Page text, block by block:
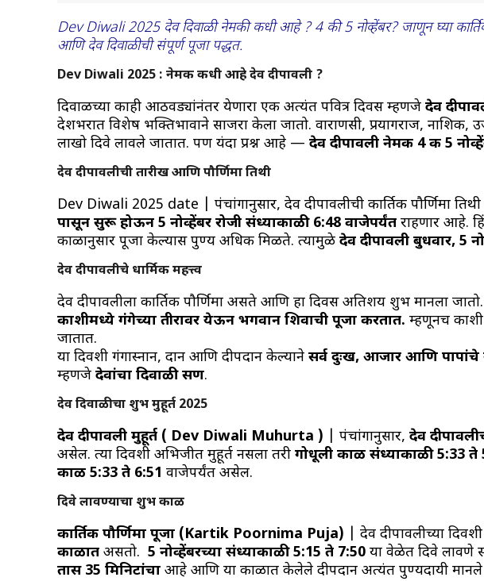
Dev Diwali 2025 देव दिवाळी नेमकी कधी आहे ? 4 की 5 नोव्हेंबर? जाणून घ्या कार्तिक
आणि देव दिवाळीची संपूर्ण पूजा पद्धत.
Dev Diwali 2025 : नेमकी कधी आहे देव दीपावली ?
दिवाळीच्या काही आठवड्यांनंतर येणारा एक अत्यंत पवित्र दिवस म्हणजे देव
देशभरात विशेष भक्तिभावाने साजरा केला जातो. वाराणसी, प्रयागराज, नाशिक,
लाखो दिवे लावले जातात. पण यंदा प्रश्न आहे — देव दीपावली नेमकी 4 की 5
देव दीपावलीची तारीख आणि पौर्णिमा तिथी
Dev Diwali 2025 date | पंचांगानुसार, देव दीपावलीची कार्तिक पौर्णिमा तिथी
पासून सुरू होऊन 5 नोव्हेंबर रोजी संध्याकाळी 6:48 वाजेपर्यंत राहणार आहे.
काळानुसार पूजा केल्यास पुण्य अधिक मिळते. त्यामुळे देव दीपावली बुधवार, 5
देव दीपावलीचे धार्मिक महत्त्व
देव दीपावलीला कार्तिक पौर्णिमा असते आणि हा दिवस अतिशय शुभ मानला
काशीमध्ये गंगेच्या तीरावर येऊन भगवान शिवाची पूजा करतात. म्हणूनच काशी
जातात.
या दिवशी गंगास्नान, दान आणि दीपदान केल्याने सर्व दुःख, आजार आणि पापांचे
म्हणजे देवांचा दिवाळी सण.
देव दिवाळीचा शुभ मुहूर्त 2025
देव दीपावली मुहूर्त ( Dev Diwali Muhurta ) | पंचांगानुसार, देव
असेल. त्या दिवशी अभिजीत मुहूर्त नसला तरी गोधूली काळ संध्याकाळी 5:33 ते
काळ 5:33 ते 6:51 वाजेपर्यंत असेल.
दिवे लावण्याचा शुभ काळ
कार्तिक पौर्णिमा पूजा (Kartik Poornima Puja) | देव दीपावलीच्या
काळात असतो. 5 नोव्हेंबरच्या संध्याकाळी 5:15 ते 7:50 या वेळेत दिवे लावणे
तास 35 मिनिटांचा आहे आणि या काळात केलेले दीपदान अत्यंत पुण्यदायी